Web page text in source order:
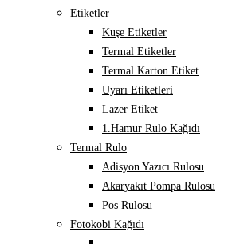
Etiketler
Kuşe Etiketler
Termal Etiketler
Termal Karton Etiket
Uyarı Etiketleri
Lazer Etiket
1.Hamur Rulo Kağıdı
Termal Rulo
Adisyon Yazıcı Rulosu
Akaryakıt Pompa Rulosu
Pos Rulosu
Fotokobi Kağıdı